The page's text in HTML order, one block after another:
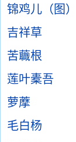
锦鸡儿（图）
吉祥草
苦蘵根
莲叶橐吾
萝藦
毛白杨